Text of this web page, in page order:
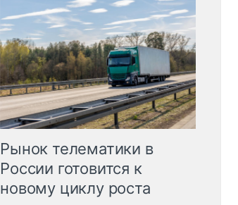
Рынок телематики в
России готовится к
новому циклу роста